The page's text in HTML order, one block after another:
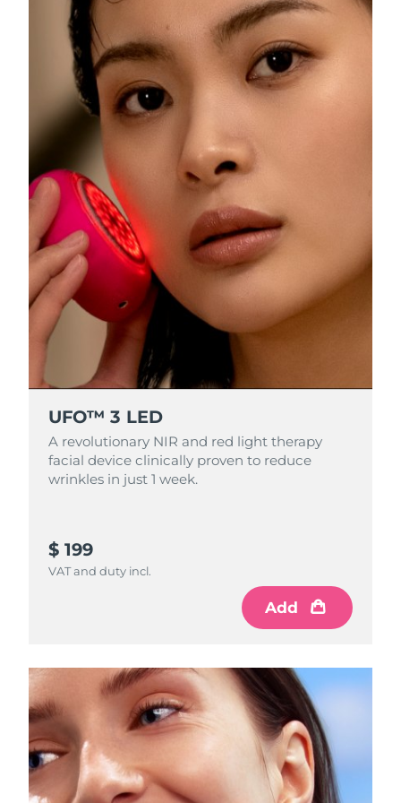
UFO™ 3 LED
A revolutionary NIR and red light therapy
facial device clinically proven to reduce
wrinkles in just 1 week.
$ 199
VAT and duty incl.
Add
RAE de Macao
(China)
Entrega prevista
Malasia Entrega prevista
Malta Entrega prevista
México
Mónaco Entrega prevista
Países Bajos Entrega prevista 8/8/26
Nueva Zelanda Entrega prevista
Filipinas Entrega prevista
Polonia
Puerto Rico
Entrega prevista 8/9/26
Rumanía Entrega prevista
Entrega prevista
Arabia Saudí Entrega prevista8/9/26